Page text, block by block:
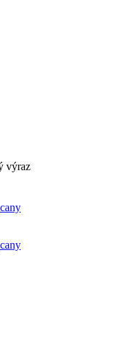
výraz